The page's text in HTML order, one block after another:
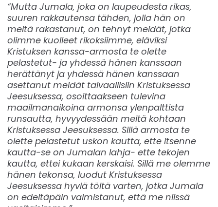
“Mutta Jumala, joka on laupeudesta rikas,
suuren rakkautensa tähden, jolla hän on
meitä rakastanut, on tehnyt meidät, jotka
olimme kuolleet rikoksiimme, eläviksi
Kristuksen kanssa-armosta te olette
pelastetut- ja yhdessä hänen kanssaan
herättänyt ja yhdessä hänen kanssaan
asettanut meidät taivaallisiin Kristuksessa
Jeesuksessa, osoittaakseen tulevina
maailmanaikoina armonsa ylenpalttista
runsautta, hyvyydessään meitä kohtaan
Kristuksessa Jeesuksessa. Sillä armosta te
olette pelastetut uskon kautta, ette itsenne
kautta-se on Jumalan lahja- ette tekojen
kautta, ettei kukaan kerskaisi. Sillä me olemme
hänen tekonsa, luodut Kristuksessa
Jeesuksessa hyviä töitä varten, jotka Jumala
on edeltäpäin valmistanut, että me niissä